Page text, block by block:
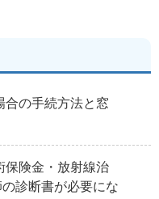
合の手続方法と窓
保険金・放射線治
診断書が必要にな